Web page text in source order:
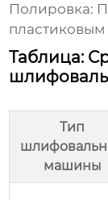
Полировка:
пластиковым
Таблица:
Тип
машины